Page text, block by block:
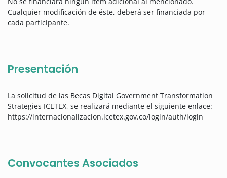
Cualquier modificación de éste, deberá ser financiada por
cada participante.
Presentación
La solicitud de las Becas Digital Government Transformation
Strategies ICETEX, se realizará mediante el siguiente enlace:
https://internacionalizacion.icetex.gov.co/login/auth/login
Convocantes Asociados